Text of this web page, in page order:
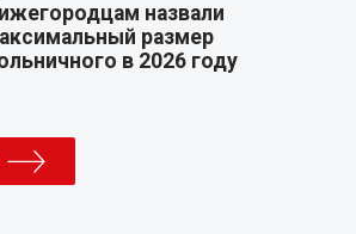
назвали
размер
в 2026 году